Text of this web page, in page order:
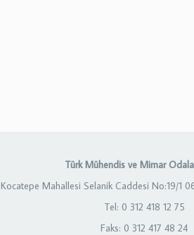
Türk Mühendis ve Mimar
Kocatepe Mahallesi Selanik Caddesi No:19/1
Tel: 0 312 418 12 75
Faks: 0 312 417 48 24